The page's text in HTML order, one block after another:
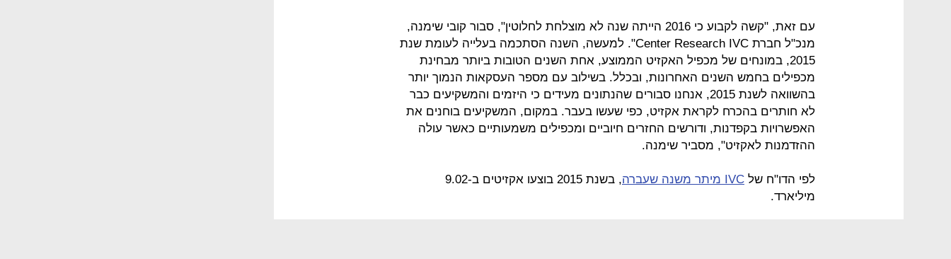
עם זאת, "קשה לקבוע כי 2016 הייתה שנה לא מוצלחת לחלוטין", סבור קובי שימנה,
מנכ"ל חברת Center Research IVC". למעשה, השנה הסתכמה בעלייה לעומת שנת
2015, במונחים של מכפיל האקזיט הממוצע, אחת השנים הטובות ביותר מבחינת
מכפילים בחמש השנים האחרונות, ובכלל. בשילוב עם מספר העסקאות הנמוך יותר
בהשוואה לשנת 2015, אנחנו סבורים שהנתונים מעידים כי היזמים והמשקיעים כבר
לא חותרים בהכרח לקראת אקזיט, כפי שעשו בעבר. במקום, המשקיעים בוחנים את
האפשרויות בקפדנות, ודורשים החזרים חיוביים ומכפילים משמעותיים כאשר עולה
ההזדמנות לאקזיט", מסביר שימנה.
לפי הדו"ח של IVC מיתר משנה שעברה
, בשנת 2015 בוצעו אקזיטים ב-9.02
מיליארד.